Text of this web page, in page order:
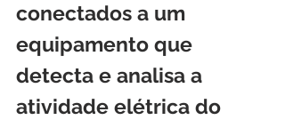
conectados a um
equipamento que
detecta e analisa a
atividade elétrica do